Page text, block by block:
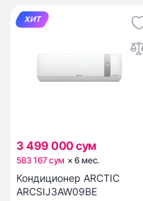
ХИТ
3 499 000 сум
583 167 сум ×6 мес.
Кондиционер ARCTIC
ARCSIJ3AW09BE